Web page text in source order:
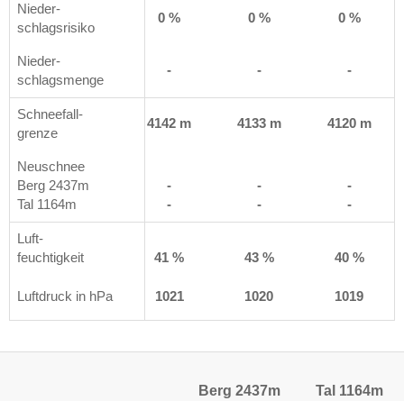
Nieder-
schlagsrisiko
0 % 0 % 0 %
Nieder-
schlagsmenge
- - -
Schneefall-
grenze
4087 m 4142 m 4133 m 4120 m
Neuschnee
Berg 2437m
Tal 1164m
-
-
-
-
-
-
-
Luft-
feuchtigkeit
49 % 41 % 43 % 40 %
Luftdruck in hPa
1022 1021 1020 1019
Berg 2437m
Tal 1164m